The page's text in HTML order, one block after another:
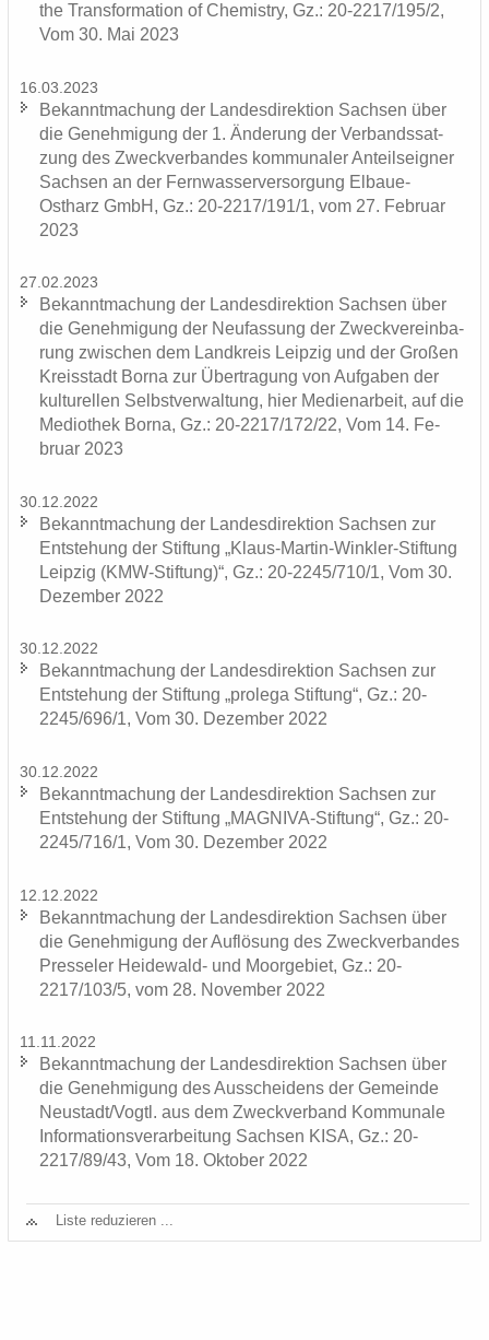
the Trans­for­ma­ti­on of Che­mis­try, Gz.: 20-2217/195/2,
Vom 30. Mai 2023
16.03.2023
Be­kannt­ma­chung der Lan­des­di­rek­ti­on Sach­sen über
die Ge­neh­mi­gung der 1. Än­de­rung der Ver­bands­sat­
zung des Zweck­ver­ban­des kom­mu­na­ler An­teils­eig­ner
Sach­sen an der Fern­was­ser­ver­sor­gung Elbaue-​
Ostharz GmbH, Gz.: 20-2217/191/1, vom 27. Fe­bru­ar
2023
27.02.2023
Be­kannt­ma­chung der Lan­des­di­rek­ti­on Sach­sen über
die Ge­neh­mi­gung der Neu­fas­sung der Zweck­ver­ein­ba­
rung zwi­schen dem Land­kreis Leip­zig und der Gro­ßen
Kreis­stadt Borna zur Über­tra­gung von Auf­ga­ben der
kul­tu­rel­len Selbst­ver­wal­tung, hier Me­di­en­ar­beit, auf die
Me­dio­thek Borna, Gz.: 20-2217/172/22, Vom 14. Fe­
bru­ar 2023
30.12.2022
Be­kannt­ma­chung der Lan­des­di­rek­ti­on Sach­sen zur
Ent­ste­hung der Stif­tung „Klaus-​Martin-Winkler-Stiftung
Leip­zig (KMW-​Stiftung)“, Gz.: 20-2245/710/1, Vom 30.
De­zem­ber 2022
30.12.2022
Be­kannt­ma­chung der Lan­des­di­rek­ti­on Sach­sen zur
Ent­ste­hung der Stif­tung „pro­le­ga Stif­tung“, Gz.: 20-
2245/696/1, Vom 30. De­zem­ber 2022
30.12.2022
Be­kannt­ma­chung der Lan­des­di­rek­ti­on Sach­sen zur
Ent­ste­hung der Stif­tung „MAGNIVA-​Stiftung“, Gz.: 20-
2245/716/1, Vom 30. De­zem­ber 2022
12.12.2022
Be­kannt­ma­chung der Lan­des­di­rek­ti­on Sach­sen über
die Ge­neh­mi­gung der Auf­lö­sung des Zweck­ver­ban­des
Pres­se­ler Heidewald-​ und Moor­ge­biet, Gz.: 20-
2217/103/5, vom 28. No­vem­ber 2022
11.11.2022
Be­kannt­ma­chung der Lan­des­di­rek­ti­on Sach­sen über
die Ge­neh­mi­gung des Aus­schei­dens der Ge­mein­de
Neu­stadt/Vogtl. aus dem Zweck­ver­band Kom­mu­na­le
In­for­ma­ti­ons­ver­ar­bei­tung Sach­sen KISA, Gz.: 20-
2217/89/43, Vom 18. Ok­to­ber 2022
Liste re­du­zie­ren ...